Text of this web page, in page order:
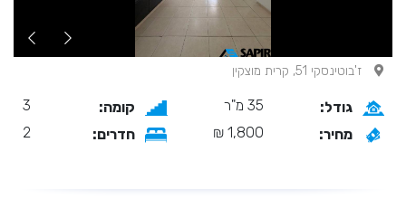
ז'בוטינסקי 51, קרית מוצקין
גודל: 35 מ"ר קומה:
3
מחיר:
1,800 ₪ חדרים: 2